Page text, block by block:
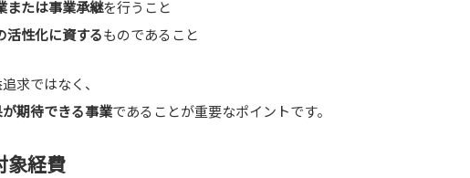
または事業承継を行うこと
活性化に資するものであること
求ではなく、
期待できる事業であることが重要なポイントです。
象経費